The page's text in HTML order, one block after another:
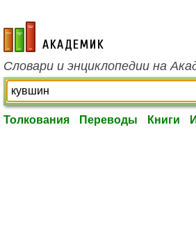
academic.ru
Словари и энциклопедии на
Толкования Переводы Книги